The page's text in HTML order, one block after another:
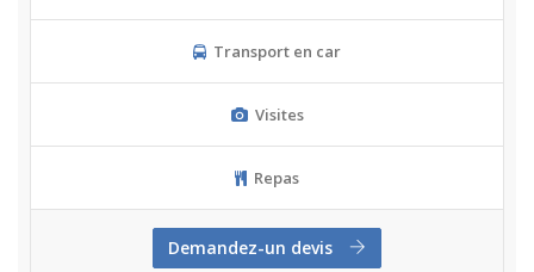
Transport en car
Visites
Repas
Demandez-un devis